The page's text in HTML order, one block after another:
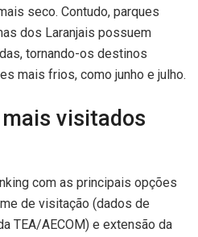
seco. Contudo, parques
dos Laranjais possuem
tornando-os destinos
mais frios, como junho e julho.
visitados
com as principais opções
de visitação (dados de
TEA/AECOM) e extensão da